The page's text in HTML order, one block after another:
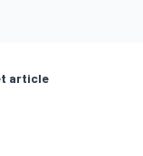
article